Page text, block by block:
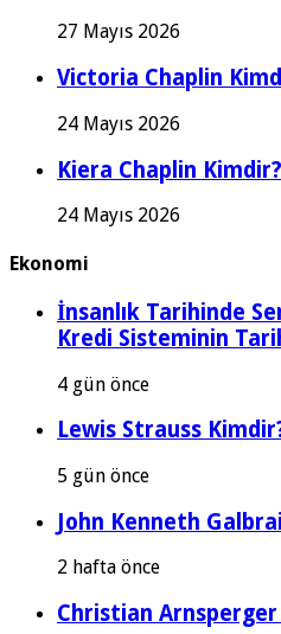
27 Mayıs 2026
Victoria Chaplin
24 Mayıs 2026
Kiera Chaplin Kimdir?
24 Mayıs 2026
Ekonomi
İnsanlık Tarihinde
Kredi Sisteminin
4 gün önce
Lewis Strauss
5 gün önce
John Kenneth
2 hafta önce
Christian Arnsperger